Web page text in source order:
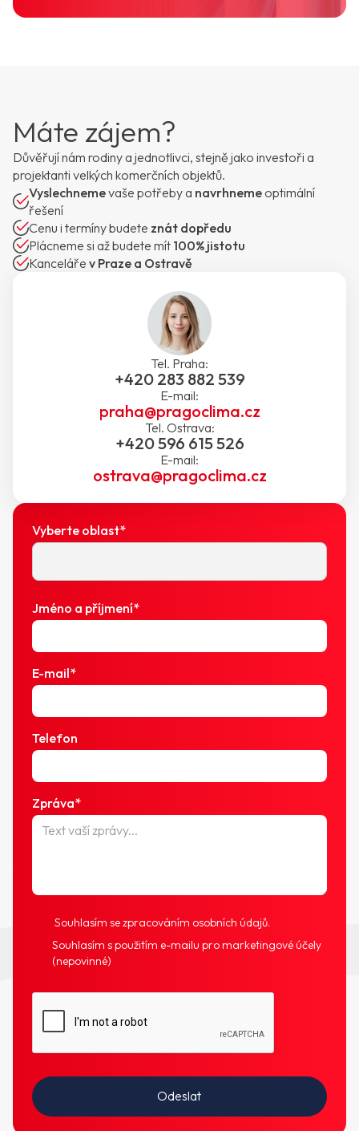
Máte zájem?
Důvěřují nám rodiny a jednotlivci, stejně jako investoři a
projektanti velkých komerčních objektů.
Vyslechnemevaše potřeby a navrhneme optimální
řešení
Cenu i termíny budete znát dopředu
Plácneme si až budete mít 100% jistotu
Kanceláře v Praze a Ostravě
Tel. Praha:
+420 283 882 539
E-mail:
praha@pragoclima.cz
Tel. Ostrava:
+420 596 615 526
E-mail:
ostrava@pragoclima.cz
Vyberte oblast*
Jméno a příjmení*
E-mail*
Telefon
Zpráva*
Souhlasím se zpracováním osobních údajů.
Souhlasím s použitím e-mailu pro marketingové účely
(nepovinné)